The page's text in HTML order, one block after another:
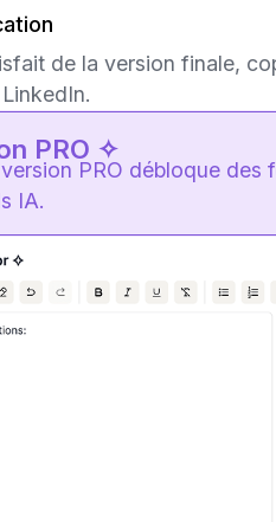
de la version finale,
PRO ✧
PRO débloque
IA.